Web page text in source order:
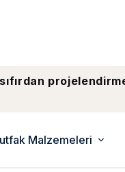
Malzemeleri